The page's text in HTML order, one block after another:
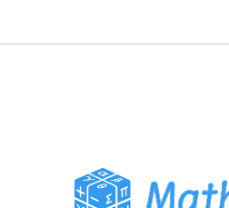
PDF Hausaufgaben-Helfer